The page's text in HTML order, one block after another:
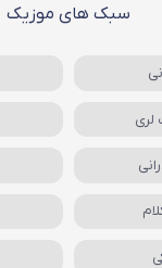
سبک های موزیک
لری